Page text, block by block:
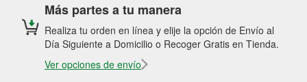
Más partes a tu manera
Realiza tu orden en línea y elije la opción de Envío al
Día Siguiente a Domicilio o Recoger Gratis en Tienda.
Ver opciones de envío